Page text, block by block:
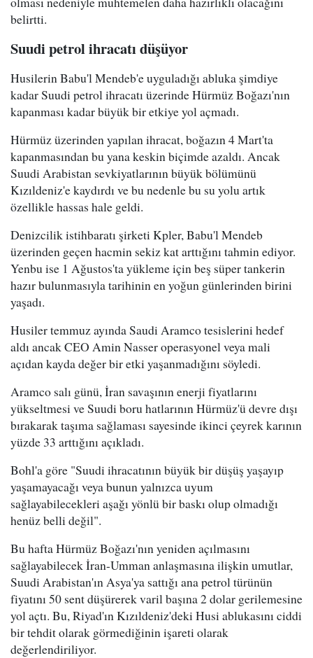
belirtti.
Suudi petrol ihracatı düşüyor
Husilerin Babu'l Mendeb'e uyguladığı abluka şimdiye
kadar Suudi petrol ihracatı üzerinde Hürmüz Boğazı'nın
kapanması kadar büyük bir etkiye yol açmadı.
Hürmüz üzerinden yapılan ihracat, boğazın 4 Mart'ta
kapanmasından bu yana keskin biçimde azaldı. Ancak
Suudi Arabistan sevkiyatlarının büyük bölümünü
Kızıldeniz'e kaydırdı ve bu nedenle bu su yolu artık
özellikle hassas hale geldi.
Denizcilik istihbaratı şirketi Kpler, Babu'l Mendeb
üzerinden geçen hacmin sekiz kat arttığını tahmin ediyor.
Yenbu ise 1 Ağustos'ta yükleme için beş süper tankerin
hazır bulunmasıyla tarihinin en yoğun günlerinden birini
yaşadı.
Husiler temmuz ayında Saudi Aramco tesislerini hedef
aldı ancak CEO Amin Nasser operasyonel veya mali
açıdan kayda değer bir etki yaşanmadığını söyledi.
Aramco salı günü, İran savaşının enerji fiyatlarını
yükseltmesi ve Suudi boru hatlarının Hürmüz'ü devre dışı
bırakarak taşıma sağlaması sayesinde ikinci çeyrek karının
yüzde 33 arttığını açıkladı.
Bohl'a göre "Suudi ihracatının büyük bir düşüş yaşayıp
yaşamayacağı veya bunun yalnızca uyum
sağlayabilecekleri aşağı yönlü bir baskı olup olmadığı
henüz belli değil".
Bu hafta Hürmüz Boğazı'nın yeniden açılmasını
sağlayabilecek İran-Umman anlaşmasına ilişkin umutlar,
Suudi Arabistan'ın Asya'ya sattığı ana petrol türünün
fiyatını 50 sent düşürerek varil başına 2 dolar gerilemesine
yol açtı. Bu, Riyad'ın Kızıldeniz'deki Husi ablukasını ciddi
bir tehdit olarak görmediğinin işareti olarak
değerlendiriliyor.